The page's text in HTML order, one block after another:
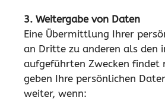
3. Weitergabe von Daten
Eine Übermittlung Ihrer
an Dritte zu anderen als den
aufgeführten Zwecken
geben Ihre persönlichen
weiter, wenn: